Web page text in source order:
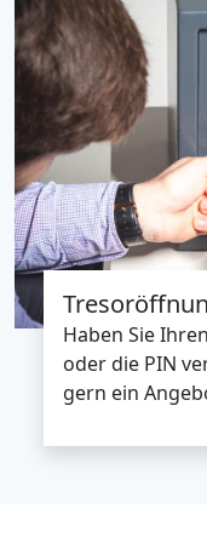
Haben Sie
oder die PIN
gern ein